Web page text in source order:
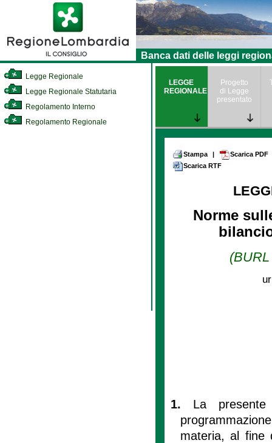
Banca dati delle leggi
Legge Regionale
Legge Regionale Statutaria
Regolamento Interno
Regolamento Regionale
LEGGE
REGIONALE
Progetto
di Legge
presentato
Stampa |
Scarica PDF
Scarica RTF
Norme
1. La
materia, al fine